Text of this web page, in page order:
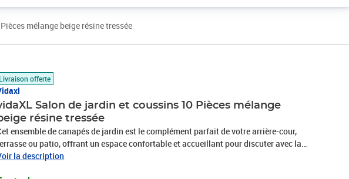
mélange beige résine tressée
Livraison offerte
Salon de jardin et coussins 10 Pièces mélange
résine tressée
ensemble de canapés de jardin est le complément parfait de votre arrière-cour,
ou patio, offrant un espace confortable et accueillant pour discuter avec la
et les amis ou simplement se détendre et profiter de l'extérieur. Matériau
la description
623,99€